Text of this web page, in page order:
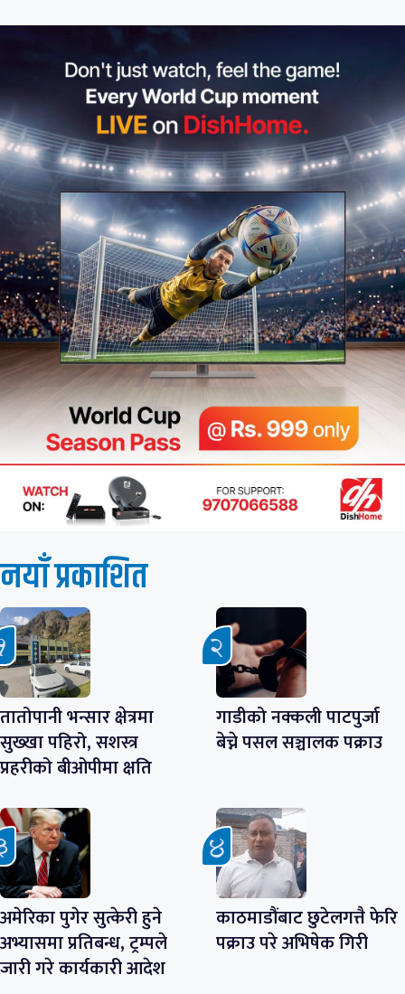
नयाँ प्रकाशित
तातोपानी भन्सार क्षेत्रमा
सुख्खा पहिरो, सशस्त्र
प्रहरीको बीओपीमा क्षति
गाडीको नक्कली पाटपुर्जा
बेच्ने पसल सञ्चालक पक्राउ
अमेरिका पुगेर सुत्केरी हुने
अभ्यासमा प्रतिबन्ध, ट्रम्पले
जारी गरे कार्यकारी आदेश
काठमाडौंबाट छुटेलगत्तै फेरि
पक्राउ परे अभिषेक गिरी